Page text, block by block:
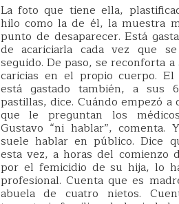
La foto que tiene ella,
hilo como la de él, la muestra
punto de desaparecer. Está
de acariciarla cada vez que
seguido. De paso, se reconforta
caricias en el propio cuerpo.
está gastado también, a sus
pastillas, dice. Cuándo empezó
que le preguntan los
Gustavo “ni hablar”, comenta.
suele hablar en público. Dice
esta vez, a horas del comienzo
por el femicidio de su hija, lo
profesional. Cuenta que es
abuela de cuatro nietos.